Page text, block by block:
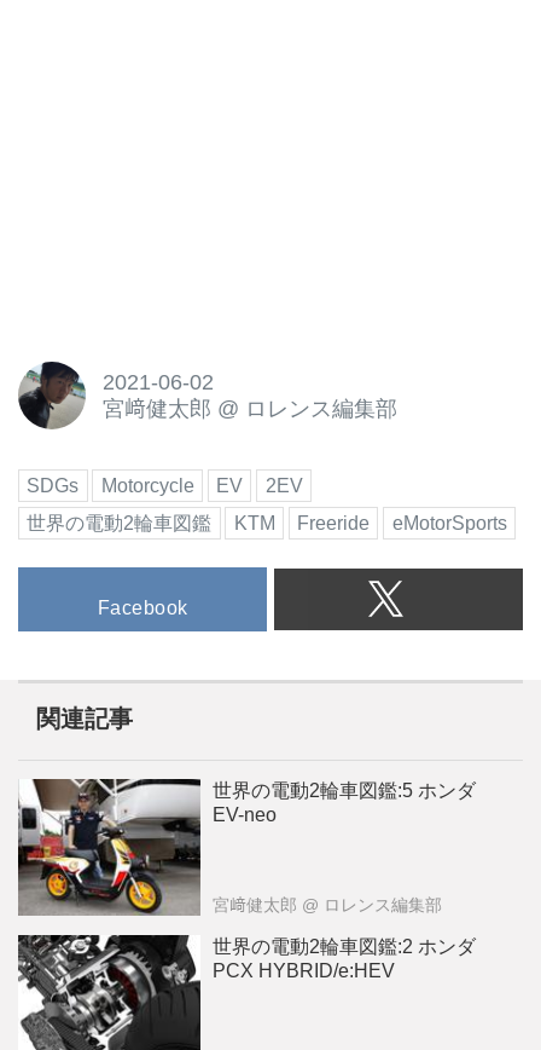
2021-06-02
宮﨑健太郎 @ ロレンス編集部
SDGs Motorcycle EV
2EV
世界の電動2輪車図鑑
KTM Freeride eMotorSports
Facebook
関連記事
世界の電動2輪車図鑑:5 ホンダ
EV-neo
宮﨑健太郎 @ ロレンス編集部
世界の電動2輪車図鑑:2 ホンダ
PCX HYBRID/e:HEV